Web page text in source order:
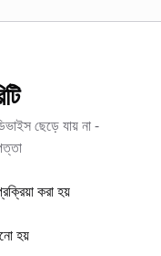
ছেড়ে যায় না -
করা হয়
হয়